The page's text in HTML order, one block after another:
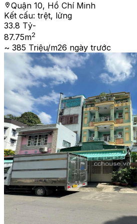
Quận 10, Hồ Chí Minh
Kết cấu: trệt, lửng
33.8 Tỷ-
87.75m2
~ 385 Triệu/m26 ngày trước